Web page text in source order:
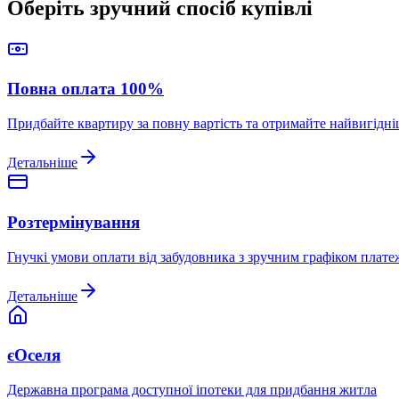
Оберіть зручний спосіб купівлі
Повна оплата 100%
Придбайте квартиру за повну вартість та отримайте
Детальніше
Розтермінування
Гнучкі умови оплати від забудовника з зручним графіком
Детальніше
єОселя
Державна програма доступної іпотеки для придбання житла